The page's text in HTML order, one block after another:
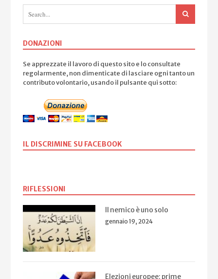
DONAZIONI
Se apprezzate il lavoro di questo sito e lo consultate
regolarmente, non dimenticate di lasciare ogni tanto un
contributo volontario, usando il pulsante qui sotto:
IL DISCRIMINE SU FACEBOOK
RIFLESSIONI
Il nemico è uno solo
gennaio 19, 2024
Elezioni europee: prime